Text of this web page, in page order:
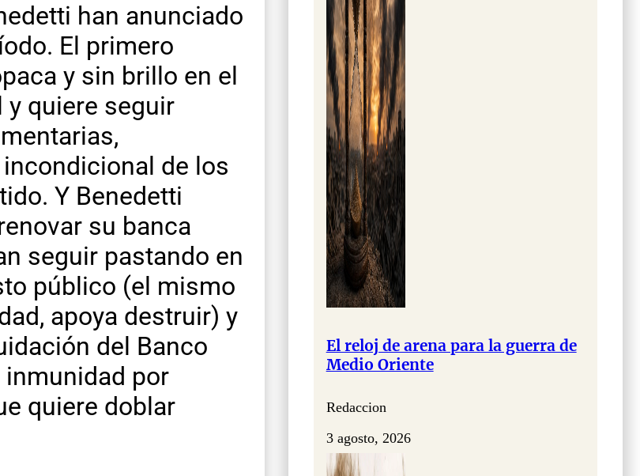
han anunciado
El primero
y sin brillo en el
quiere seguir
de los
Y Benedetti
su banca
seguir pastando en
público (el mismo
apoya destruir) y
del Banco
inmunidad por
quiere doblar
El reloj de arena para la guerra de
Medio Oriente
Redaccion
3 agosto, 2026